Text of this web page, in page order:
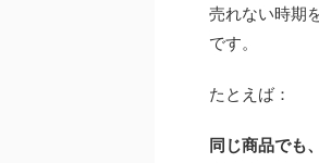
売れない時期
です。
たとえば：
同じ商品でも